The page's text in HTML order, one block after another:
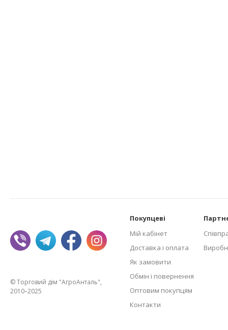
© Торговий дім "АгроАнталь",
2010–2025
Покупцеві
Мій кабінет
Доставка і оплата
Як замовити
Обмін і повернення
Оптовим покупцям
Контакти